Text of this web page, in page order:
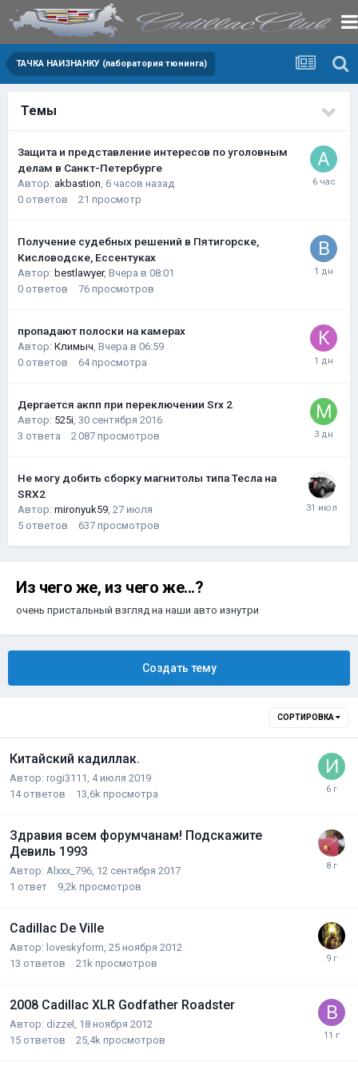
ТАЧКА НАИЗНАНКУ (лаборатория тюнинга)
Темы
Защита и представление интересов по уголовным
делам в Санкт-Петербурге
Автор: akbastion, 6 часов назад
0 ответов 21 просмотр
Получение судебных решений в Пятигорске,
Кисловодске, Ессентуках
Автор: bestlawyer, Вчера в 08:01
0 ответов 76 просмотров
пропадают полоски на камерах
Автор: Климыч, Вчера в 06:59
0 ответов 64 просмотра
Дергается акпп при переключении Srx 2
Автор: 525i, 30 сентября 2016
3 ответа 2 087 просмотров
Не могу добить сборку магнитолы типа Тесла на
SRX2
Автор: mironyuk59, 27 июля
5 ответов 637 просмотров
Из чего же, из чего же...?
очень пристальный взгляд на наши авто изнутри
Создать тему
СОРТИРОВКА
Китайский кадиллак.
Автор: rogi3111 4 июля 2019
14 ответов 13,6k просмотра
Здравия всем форумчанам! Подскажите
Девиль 1993
Автор: Alxxx_796 12 сентября 2017
1 ответ 9,2k просмотров
Cadillac De Ville
Автор: loveskyform 25 ноября 2012
13 ответов 21k просмотров
2008 Cadillac XLR Godfather Roadster
Автор: dizzel 18 ноября 2012
15 ответов 25,4k просмотров